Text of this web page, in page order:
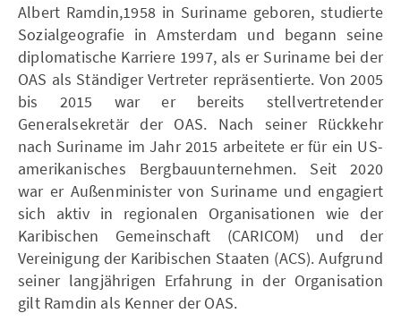
Albert Ramdin,1958 in Suriname geboren, studierte
Sozialgeografie in Amsterdam und begann seine
diplomatische Karriere 1997, als er Suriname bei der
OAS als Ständiger Vertreter repräsentierte. Von 2005
bis 2015 war er bereits stellvertretender
Generalsekretär der OAS. Nach seiner Rückkehr
nach Suriname im Jahr 2015 arbeitete er für ein US-
amerikanisches Bergbauunternehmen. Seit 2020
war er Außenminister von Suriname und engagiert
sich aktiv in regionalen Organisationen wie der
Karibischen Gemeinschaft (CARICOM) und der
Vereinigung der Karibischen Staaten (ACS). Aufgrund
seiner langjährigen Erfahrung in der Organisation
gilt Ramdin als Kenner der OAS.